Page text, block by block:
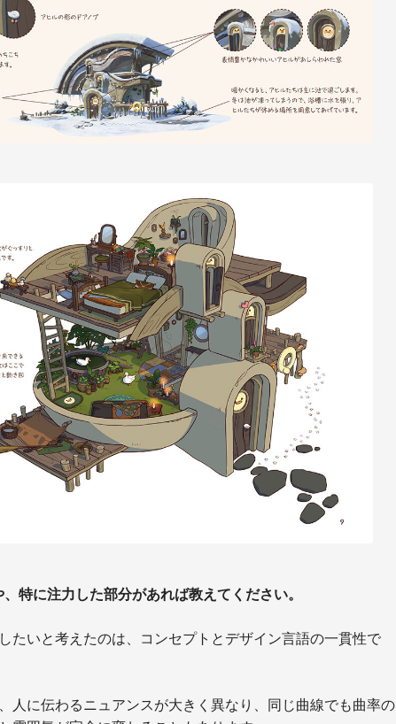
、特に注力した部分があれば教えてください。
たいと考えたのは、コンセプトとデザイン言語の一貫性で
人に伝わるニュアンスが大きく異なり、同じ曲線でも曲率の